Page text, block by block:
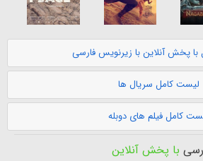
پخش آنلاین با زیرنویس فارسی
لیست کامل سریال ها
کامل فیلم های دوبله
با پخش آنلاین